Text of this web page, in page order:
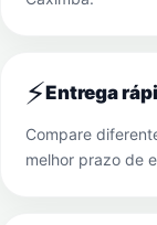
⚡Entrega
Compare
melhor prazo de